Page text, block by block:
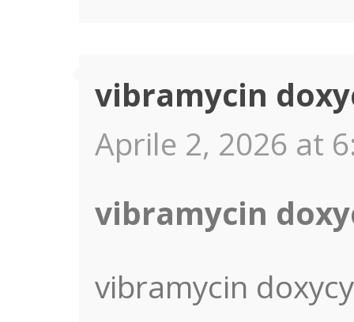
vibramycin
Aprile 2, 2026 at
vibramycin
vibramycin